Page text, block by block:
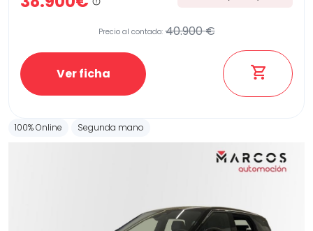
Precio al contado: 40.900 €
Ver ficha
100% Online Segunda mano